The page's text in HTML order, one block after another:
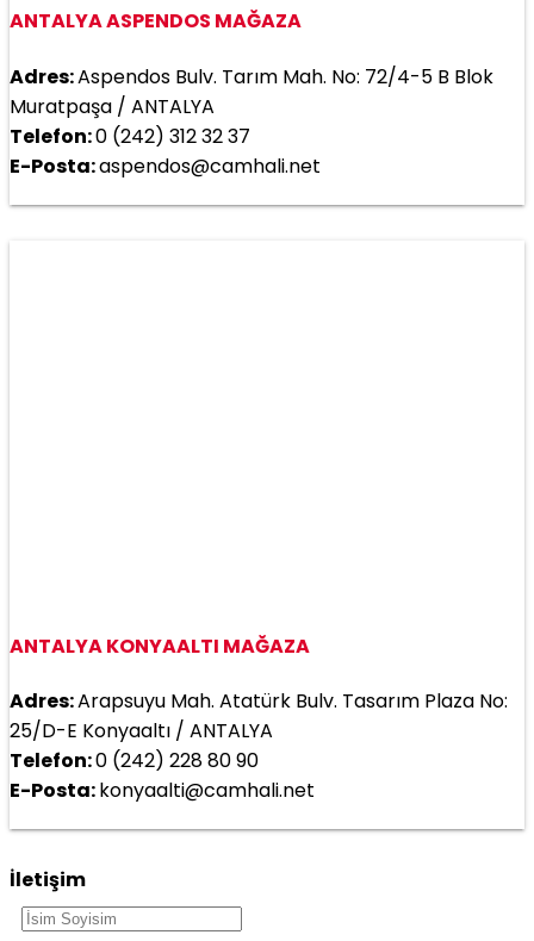
ANTALYA ASPENDOS MAĞAZA
Adres:Aspendos Bulv. Tarım Mah. No: 72/4-5 B Blok
Muratpaşa / ANTALYA
Telefon:0 (242) 312 32 37
E-Posta:aspendos@camhali.net
ANTALYA KONYAALTI MAĞAZA
Adres:Arapsuyu Mah. Atatürk Bulv. Tasarım Plaza No:
25/D-E Konyaaltı / ANTALYA
Telefon:0 (242) 228 80 90
E-Posta:konyaalti@camhali.net
İletişim